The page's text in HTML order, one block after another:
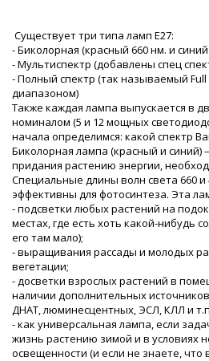
Существует три типа ламп Е27:
- Биколорная (красный 660 нм. и синий
- Мультиспектр (добавлены спец
- Полный спектр (так называемый
диапазоном)
Также каждая лампа выпускается в
номиналом (5 и 12 мощных
начала определимся: какой спектр
Биколорная лампа (красный и синий)
придания растению энергии,
Специальные длины волн света 660 и
эффективны для фотосинтеза. Эта
- подсветки любых растений на
местах, где есть хоть какой-нибудь
его там мало);
- выращивания рассады и молодых
вегетации;
- досветки взрослых растений в
наличии дополнительных
ДНАТ, люминесцентных, ЭСЛ, КЛЛ и
- как универсальная лампа, если
жизнь растению зимой и в условиях
освещенности (и если не знаете, что